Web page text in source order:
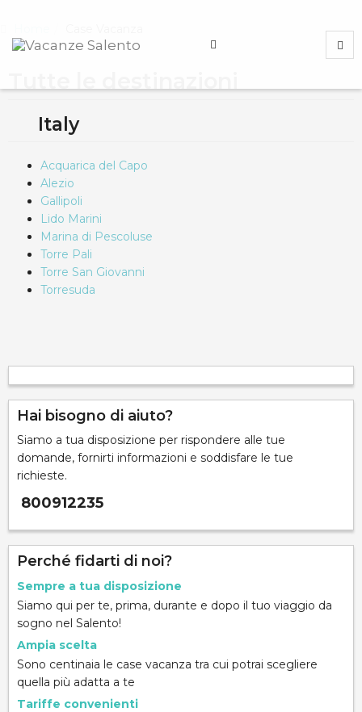
Italy
Acquarica del Capo
Alezio
Gallipoli
Lido Marini
Marina di Pescoluse
Torre Pali
Torre San Giovanni
Torresuda
Hai bisogno di aiuto?
Siamo a tua disposizione per rispondere alle tue
domande, fornirti informazioni e soddisfare le tue
richieste.
800912235
Perché fidarti di noi?
Sempre a tua disposizione
Siamo qui per te, prima, durante e dopo il tuo viaggio da
sogno nel Salento!
Ampia scelta
Sono centinaia le case vacanza tra cui potrai scegliere
quella più adatta a te
Tariffe convenienti